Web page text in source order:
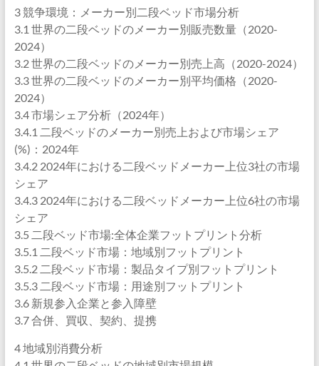
3 競争環境：メーカー別二段ベッド市場分析
3.1 世界の二段ベッドのメーカー別販売数量（2020-
2024）
3.2 世界の二段ベッドのメーカー別売上高（2020-2024）
3.3 世界の二段ベッドのメーカー別平均価格（2020-
2024）
3.4 市場シェア分析（2024年）
3.4.1 二段ベッドのメーカー別売上および市場シェア
(%)：2024年
3.4.2 2024年における二段ベッドメーカー上位3社の市場
シェア
3.4.3 2024年における二段ベッドメーカー上位6社の市場
シェア
3.5 二段ベッド市場:全体企業フットプリント分析
3.5.1 二段ベッド市場：地域別フットプリント
3.5.2 二段ベッド市場：製品タイプ別フットプリント
3.5.3 二段ベッド市場：用途別フットプリント
3.6 新規参入企業と参入障壁
3.7 合併、買収、契約、提携
4 地域別消費分析